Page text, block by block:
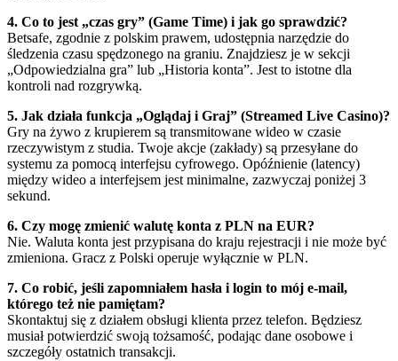
4. Co to jest „czas gry” (Game Time) i jak go sprawdzić?
Betsafe, zgodnie z polskim prawem, udostępnia narzędzie do
śledzenia czasu spędzonego na graniu. Znajdziesz je w sekcji
„Odpowiedzialna gra” lub „Historia konta”. Jest to istotne dla
kontroli nad rozgrywką.
5. Jak działa funkcja „Oglądaj i Graj” (Streamed Live Casino)?
Gry na żywo z krupierem są transmitowane wideo w czasie
rzeczywistym z studia. Twoje akcje (zakłady) są przesyłane do
systemu za pomocą interfejsu cyfrowego. Opóźnienie (latency)
między wideo a interfejsem jest minimalne, zazwyczaj poniżej 3
sekund.
6. Czy mogę zmienić walutę konta z PLN na EUR?
Nie. Waluta konta jest przypisana do kraju rejestracji i nie może być
zmieniona. Gracz z Polski operuje wyłącznie w PLN.
7. Co robić, jeśli zapomniałem hasła i login to mój e-mail,
którego też nie pamiętam?
Skontaktuj się z działem obsługi klienta przez telefon. Będziesz
musiał potwierdzić swoją tożsamość, podając dane osobowe i
szczegóły ostatnich transakcji.